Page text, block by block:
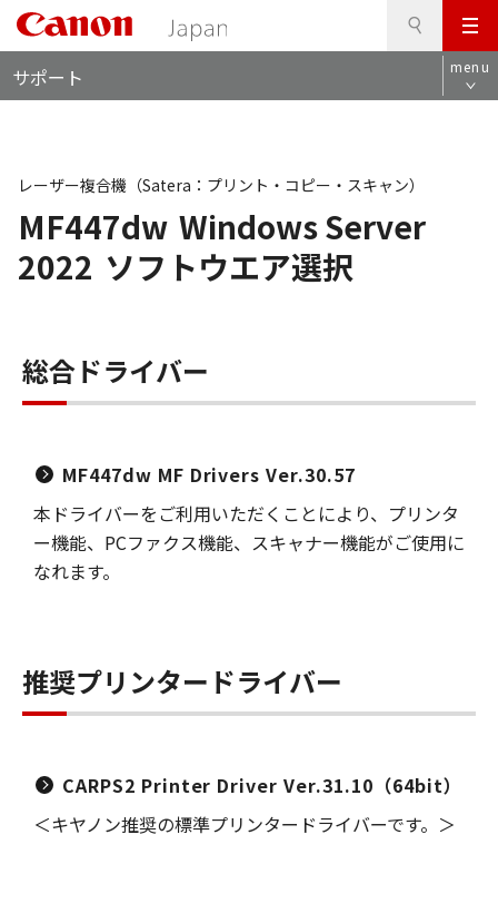
メ
ニ
ュ
サポート menu
MF447dw Windows Server
2022 ソフトウエア選択
レーザー複合機（Satera：プリント・コピー・スキャン）
総合ドライバー
MF447dw MF Drivers Ver.30.57
本ドライバーをご利用いただくことにより、プリンタ
ー機能、PCファクス機能、スキャナー機能がご使用に
なれます。
推奨プリンタードライバー
CARPS2 Printer Driver Ver.31.10（64bit）
＜キヤノン推奨の標準プリンタードライバーです。＞